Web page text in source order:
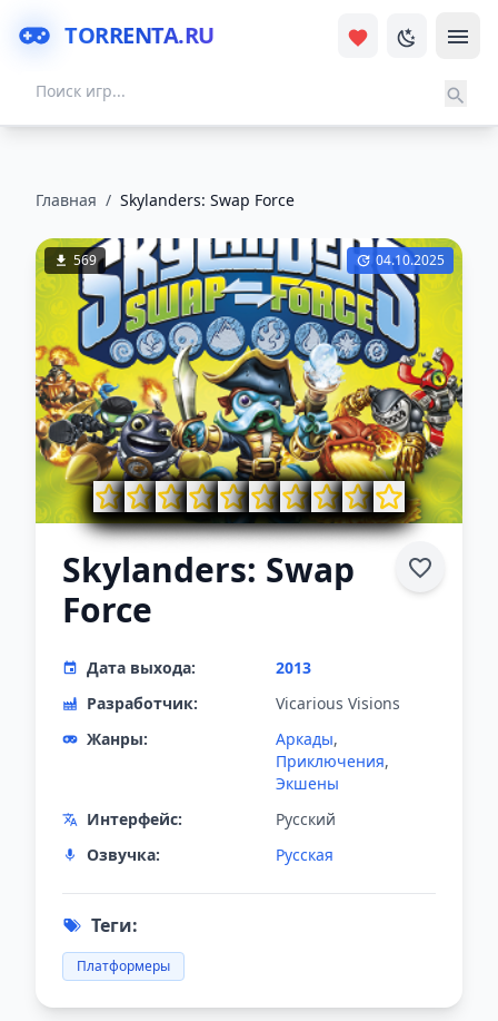
TORRENTA.RU
Главная / Skylanders: Swap Force
569 04.10.2025
Skylanders: Swap
Force
Дата выхода:
2013
Разработчик:
Vicarious Visions
Жанры:
Аркады,
Приключения,
Экшены
Интерфейс:
Русский
Озвучка:
Русская
Теги:
Платформеры